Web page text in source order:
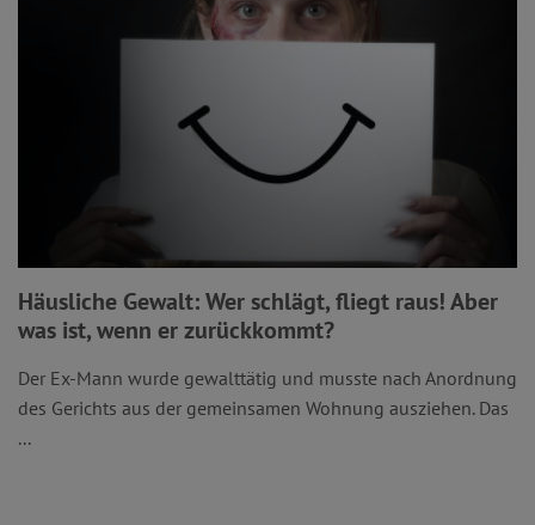
Häusliche Gewalt: Wer schlägt, fliegt raus! Aber
was ist, wenn er zurückkommt?
Der Ex-Mann wurde gewalttätig und musste nach Anordnung
des Gerichts aus der gemeinsamen Wohnung ausziehen. Das
...